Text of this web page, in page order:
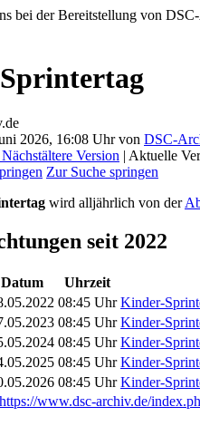
bei der Bereitstellung von
2026, 16:08 Uhr von DSC-
Version | Aktuelle
Zur Suche springen
wird alljährlich von der
seit 2022
Datum Uhrzeit
08:45 Uhr Kinder-
08:45 Uhr Kinder-
08:45 Uhr Kinder-
08:45 Uhr Kinder-
08:45 Uhr Kinder-
https://www.dsc-archiv.de/